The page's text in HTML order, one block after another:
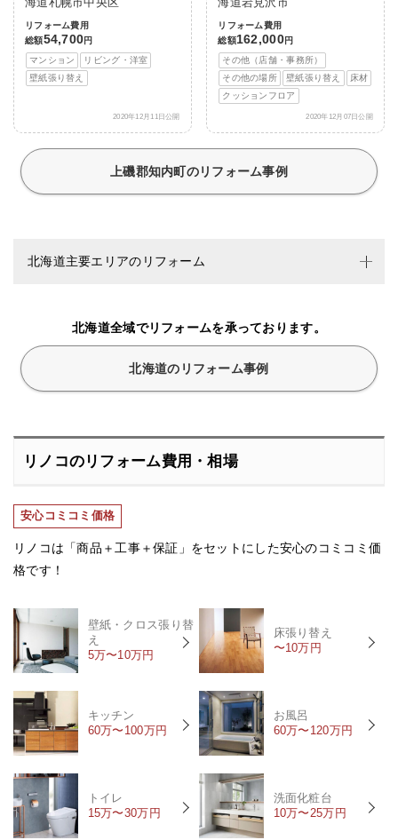
海道札幌市中央区
リフォーム費用
総額54,700円
マンション
リビング・洋室
壁紙張り替え
2020年12月11日公開
海道岩見沢市
リフォーム費用
総額162,000円
その他（店舗・事務所）
その他の場所
壁紙張り替え
床材
クッションフロア
2020年12月07日公開
上磯郡知内町のリフォーム事例
北海道主要エリアのリフォーム
北海道全域でリフォームを承っております。
北海道のリフォーム事例
リノコのリフォーム費用・相場
安心コミコミ価格
リノコは「商品＋工事＋保証」をセットにした安心のコミコミ価
格です！
壁紙・クロス張り替
え
5万〜10万円
床張り替え
〜10万円
キッチン
60万〜100万円
お風呂
60万〜120万円
トイレ
15万〜30万円
洗面化粧台
10万〜25万円